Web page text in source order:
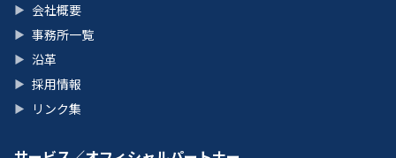
▶ 会社概要
▶ 事務所一覧
▶ 沿革
▶ 採用情報
▶ リンク集